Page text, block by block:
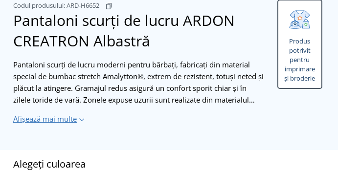
Produs
potrivit
pentru
imprimare
și broderie
Codul produsului:ARD-H6652
Pantaloni scurți de lucru ARDON
CREATRON Albastră
Pantaloni scurți de lucru moderni pentru bărbați, fabricați din material
special de bumbac stretch Amalytton®, extrem de rezistent, totuși neted și
plăcut la atingere. Gramajul redus asigură un confort sporit chiar și în
zilele toride de vară. Zonele expuse uzurii sunt realizate din materialul…
Afișează mai multe
Alegeți culoarea